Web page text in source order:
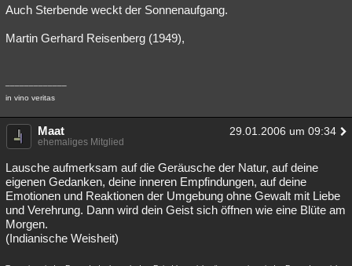
Auch Sterbende weckt der Sonnenaufgang.
Martin Gerhard Reisenberg (1949),
in vino veritas
Maat 29.01.2006 um 09:34
ehemaliges Mitglied
Lausche aufmerksam auf die Geräusche der Natur, auf deine
eigenen Gedanken, deine inneren Empfindungen, auf deine
Emotionen und Reaktionen der Umgebung ohne Gewalt mit Liebe
und Verehrung. Dann wird dein Geist sich öffnen wie eine Blüte am
Morgen.
(Indianische Weisheit)